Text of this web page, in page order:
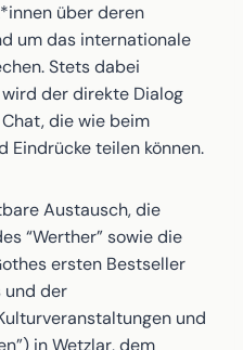
über deren
um das internationale
Stets dabei
der direkte Dialog
die wie beim
Eindrücke teilen können.
Austausch, die
“Werther” sowie die
ersten Bestseller
und der
und
in Wetzlar, dem